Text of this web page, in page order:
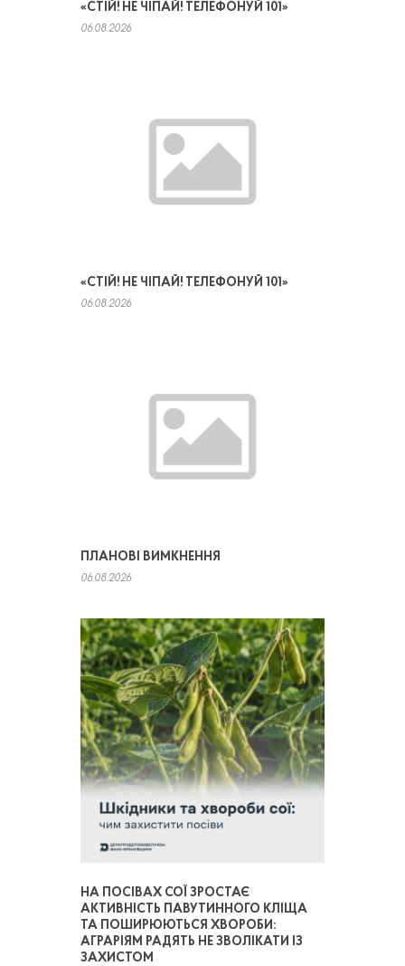
«СТІЙ! НЕ ЧІПАЙ! ТЕЛЕФОНУЙ 101»
06.08.2026
«СТІЙ! НЕ ЧІПАЙ! ТЕЛЕФОНУЙ 101»
06.08.2026
ПЛАНОВІ ВИМКНЕННЯ
06.08.2026
НА ПОСІВАХ СОЇ ЗРОСТАЄ
АКТИВНІСТЬ ПАВУТИННОГО КЛІЩА
ТА ПОШИРЮЮТЬСЯ ХВОРОБИ:
АГРАРІЯМ РАДЯТЬ НЕ ЗВОЛІКАТИ ІЗ
ЗАХИСТОМ